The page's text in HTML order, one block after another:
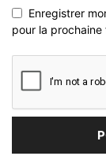
Enregistrer
pour la